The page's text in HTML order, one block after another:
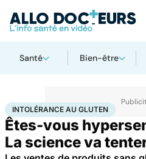
Santé Bien-être
AccueilSantéMaladies Intolérance au
INTOLÉRANCE AU GLUTEN
Êtes-vous
La science va